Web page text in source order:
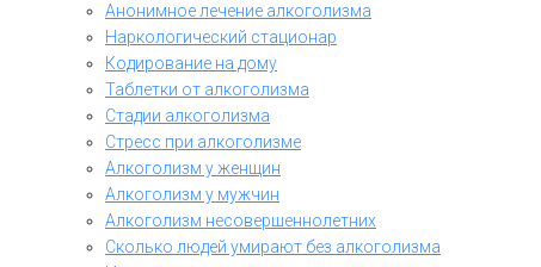
Анонимное лечение алкоголизма
Наркологический стационар
Кодирование на дому
Таблетки от алкоголизма
Стадии алкоголизма
Стресс при алкоголизме
Алкоголизм у женщин
Алкоголизм у мужчин
Алкоголизм несовершеннолетних
Сколько людей умирают без алкоголизма